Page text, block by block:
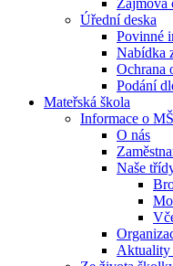
Zájmová
Úřední deska
Povinné
Nabídka
Ochrana
Podání
Mateřská škola
Informace o MŠ
O nás
Naše
Aktuality